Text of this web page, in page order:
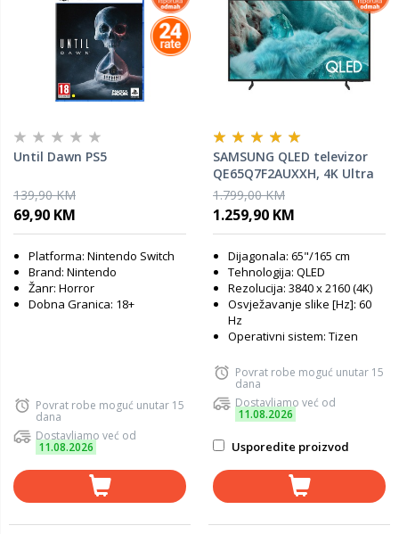
Until Dawn PS5
139,90 KM
69,90 KM
Platforma: Nintendo Switch
Brand: Nintendo
Žanr: Horror
Dobna Granica: 18+
Povrat robe moguć unutar 15
dana
Dostavljamo već od
11.08.2026
SAMSUNG QLED televizor
QE65Q7F2AUXXH, 4K Ultra
HD, Smart TV, Q4 AI
Processor, One UI Tizen,
Crni
1.799,00 KM
1.259,90 KM
Dijagonala: 65"/165 cm
Tehnologija: QLED
Rezolucija: 3840 x 2160 (4K)
Osvježavanje slike [Hz]: 60
Hz
Operativni sistem: Tizen
Povrat robe moguć unutar 15
dana
Dostavljamo već od
11.08.2026
Usporedite proizvod